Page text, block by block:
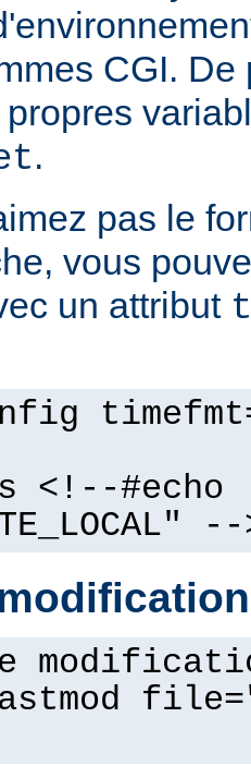
CGI.
.
pas le
vous
un attribut
<!--#echo
--